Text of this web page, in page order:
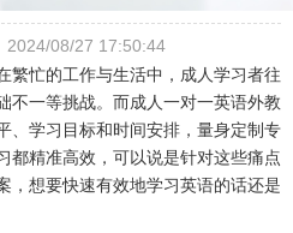
2024/08/27 17:50:44
繁忙的工作与生活中，成人学习者往
不一等挑战。而成人一对一英语外教
、学习目标和时间安排，量身定制专
都精准高效，可以说是针对这些痛点
，想要快速有效地学习英语的话还是